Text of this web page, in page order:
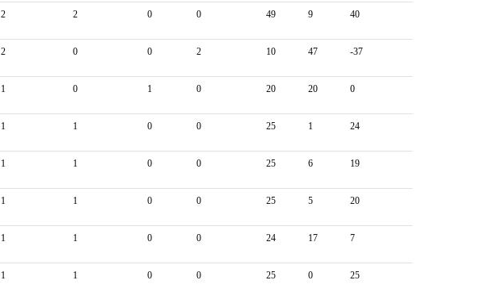
2 2 0 0 49 9 40
2 0 0 2 10 47 -37
1 0 1 0 20 20 0
1 1 0 0 25 1 24
1 1 0 0 25 6 19
1 1 0 0 25 5 20
1 1 0 0 24 17 7
1 1 0 0 25 0 25